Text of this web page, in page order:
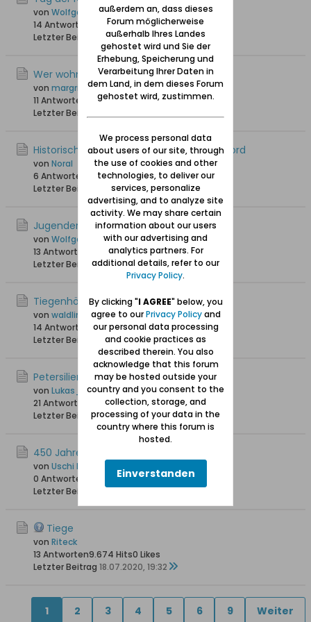
von Wolfgang
14 Antworten
18.518 Hits0 Likes
Letzter Beitrag
13.03.2025, 13:16
Wer wohnte im Schlossgrund 1942-1944?
von margritk
11 Antworten
4.414 Hits0 Likes
Letzter Beitrag
Historische Tiegenhof-Karte / Hotel du Nord
von NoraI
6 Antworten
6.558 Hits0 Likes
Letzter Beitrag
16.02.2025, 16:53
Jugenderinnerungen an Tiegenhof
von Wolfgang
13 Antworten
28.541 Hits0 Likes
Letzter Beitrag21.01.2025, 10:55
Tiegenhöfer Nachrichten
von waldling +6.8.2023
14 Antworten
23.547 Hits0 Likes
Letzter Beitrag
28.06.2024, 18:03
Petersiliengasse in Tiegenhof
von Lukas_L
21 Antworten
26.092 Hits0 Likes
Letzter Beitrag12.09.2023, 17:49
450 Jahre Tiegenhof
von Uschi Danziger
0 Antworten
7.823 Hits0 Likes
Letzter Beitrag
12.08.2020, 12:24
Tiege
von Riteck
13 Antworten9.674 Hits0 Likes
Letzter Beitrag 18.07.2020, 19:32
1 2 3 4 5 6 9 Weiter
außerdem an, dass dieses
Forum möglicherweise
außerhalb Ihres Landes
gehostet wird und Sie der
Erhebung, Speicherung und
Verarbeitung Ihrer Daten in
dem Land, in dem dieses Forum
gehostet wird, zustimmen.
We process personal data
about users of our site, through
the use of cookies and other
technologies, to deliver our
services, personalize
advertising, and to analyze site
activity. We may share certain
information about our users
with our advertising and
analytics partners. For
additional details, refer to our
Privacy Policy.
By clicking "I AGREE" below, you
agree to ourPrivacy Policyand
our personal data processing
and cookie practices as
described therein. You also
acknowledge that this forum
may be hosted outside your
country and you consent to the
collection, storage, and
processing of your data in the
country where this forum is
hosted.
Einverstanden